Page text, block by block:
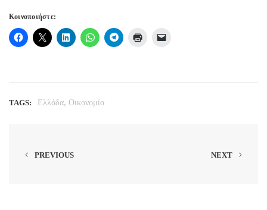
Κοινοποιήστε:
TAGS: Ελλάδα, Οικονομία
PREVIOUS NEXT